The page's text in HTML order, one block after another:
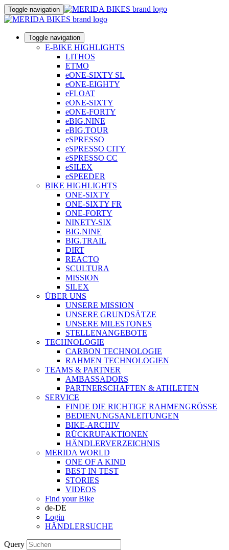
Toggle navigation
Toggle navigation
E-BIKE HIGHLIGHTS
LITHOS
ETMO
eONE-SIXTY SL
eONE-EIGHTY
eFLOAT
eONE-SIXTY
eONE-FORTY
eBIG.NINE
eBIG.TOUR
eSPRESSO
eSPRESSO CITY
eSPRESSO CC
eSILEX
eSPEEDER
BIKE HIGHLIGHTS
ONE-SIXTY
ONE-SIXTY FR
ONE-FORTY
NINETY-SIX
BIG.NINE
BIG.TRAIL
DIRT
REACTO
SCULTURA
MISSION
SILEX
ÜBER UNS
UNSERE MISSION
UNSERE GRUNDSÄTZE
UNSERE MILESTONES
STELLENANGEBOTE
TECHNOLOGIE
CARBON TECHNOLOGIE
RAHMEN TECHNOLOGIEN
TEAMS & PARTNER
AMBASSADORS
PARTNERSCHAFTEN & ATHLETEN
SERVICE
FINDE DIE RICHTIGE RAHMENGRÖSSE
BEDIENUNGSANLEITUNGEN
BIKE-ARCHIV
RÜCKRUFAKTIONEN
HÄNDLERVERZEICHNIS
MERIDA WORLD
ONE OF A KIND
BEST IN TEST
STORIES
VIDEOS
Find your Bike
de-DE
Login
HÄNDLERSUCHE
Query